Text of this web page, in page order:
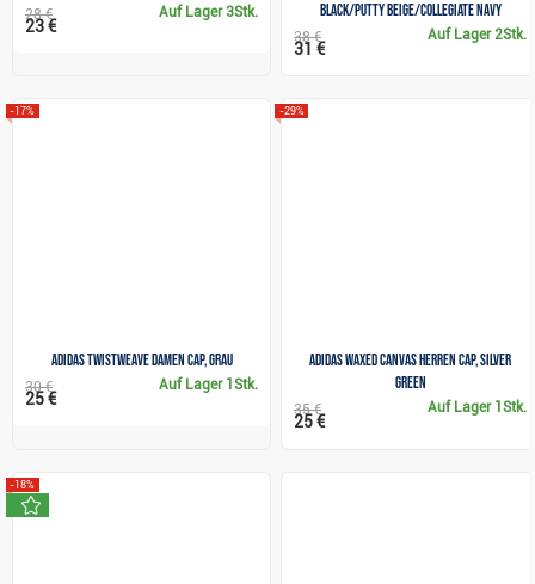
Auf Lager3Stk.
28 €
23 €
black/putty beige/collegiate navy
Auf Lager2Stk.
38 €
31 €
Adidas Twistweave Damen Cap, grau
-17%
Auf Lager 1Stk.
30 €
25 €
Adidas Waxed Canvas Herren Cap, silver
green
-29%
Auf Lager 1Stk.
35 €
25 €
-18%